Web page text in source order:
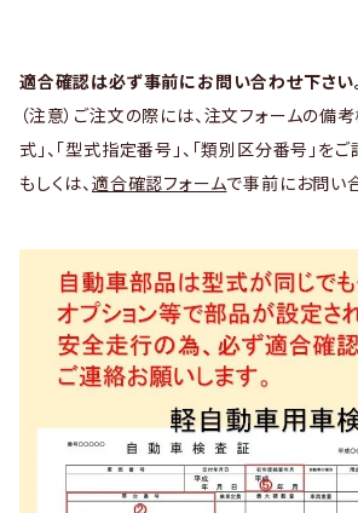
適合確認は必ず事前にお問い合わせ下さい
（注意）ご注文の際には、注文フォームの備考
式」、「型式指定番号」、「類別区分番号」をご
もしくは、 適合確認フォームで事前にお問い